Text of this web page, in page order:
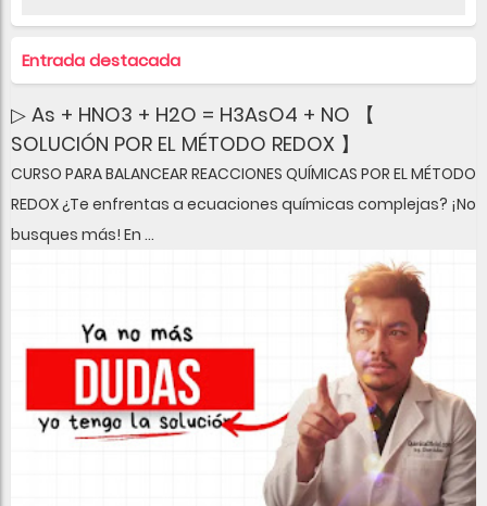
Entrada destacada
▷ As + HNO3 + H2O = H3AsO4 + NO 【
SOLUCIÓN POR EL MÉTODO REDOX 】
CURSO PARA BALANCEAR REACCIONES QUÍMICAS POR EL MÉTODO
REDOX ¿Te enfrentas a ecuaciones químicas complejas? ¡No
busques más! En ...